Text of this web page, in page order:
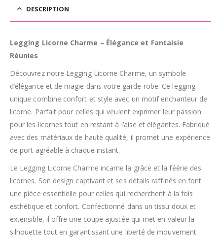
DESCRIPTION
Legging Licorne Charme – Élégance et Fantaisie
Réunies
Découvrez notre Legging Licorne Charme, un symbole
d’élégance et de magie dans votre garde-robe. Ce legging
unique combine confort et style avec un motif enchanteur de
licorne. Parfait pour celles qui veulent exprimer leur passion
pour les licornes tout en restant à l’aise et élégantes. Fabriqué
avec des matériaux de haute qualité, il promet une expérience
de port agréable à chaque instant.
Le Legging Licorne Charme incarne la grâce et la féérie des
licornes. Son design captivant et ses détails raffinés en font
une pièce essentielle pour celles qui recherchent à la fois
esthétique et confort. Confectionné dans un tissu doux et
extensible, il offre une coupe ajustée qui met en valeur la
silhouette tout en garantissant une liberté de mouvement